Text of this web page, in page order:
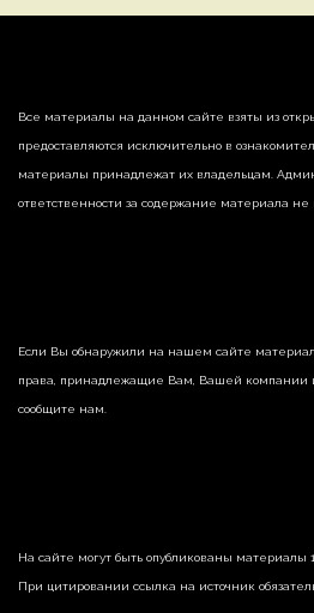
Все материалы на данном сайте взяты из
предоставляются исключительно в
материалы принадлежат их владельцам.
ответственности за содержание материала не
Если Вы обнаружили на нашем сайте
права, принадлежащие Вам, Вашей компании
сообщите нам.
На сайте могут быть опубликованы материалы
При цитировании ссылка на источник